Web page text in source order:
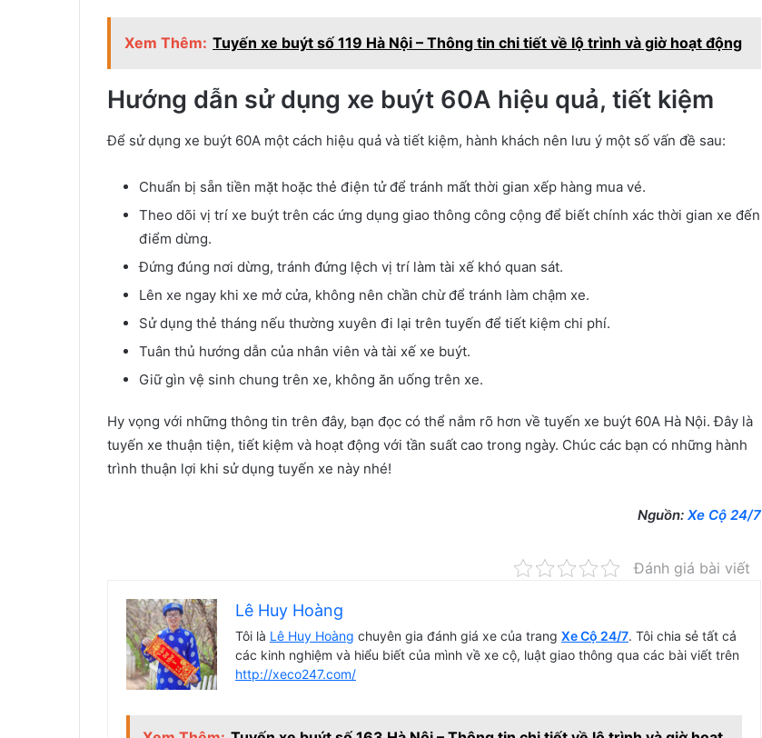
Xem Thêm: Tuyến xe buýt số 119 Hà Nội – Thông tin chi tiết về lộ trình và giờ hoạt động
Hướng dẫn sử dụng xe buýt 60A hiệu quả, tiết kiệm
Để sử dụng xe buýt 60A một cách hiệu quả và tiết kiệm, hành khách nên lưu ý một số vấn đề sau:
Chuẩn bị sẵn tiền mặt hoặc thẻ điện tử để tránh mất thời gian xếp hàng mua vé.
Theo dõi vị trí xe buýt trên các ứng dụng giao thông công cộng để biết chính xác thời gian xe đến
điểm dừng.
Đứng đúng nơi dừng, tránh đứng lệch vị trí làm tài xế khó quan sát.
Lên xe ngay khi xe mở cửa, không nên chần chừ để tránh làm chậm xe.
Sử dụng thẻ tháng nếu thường xuyên đi lại trên tuyến để tiết kiệm chi phí.
Tuân thủ hướng dẫn của nhân viên và tài xế xe buýt.
Giữ gìn vệ sinh chung trên xe, không ăn uống trên xe.
Hy vọng với những thông tin trên đây, bạn đọc có thể nắm rõ hơn về tuyến xe buýt 60A Hà Nội. Đây là
tuyến xe thuận tiện, tiết kiệm và hoạt động với tần suất cao trong ngày. Chúc các bạn có những hành
trình thuận lợi khi sử dụng tuyến xe này nhé!
Nguồn: Xe Cộ 24/7
Đánh giá bài viết
Lê Huy Hoàng
Tôi là Lê Huy Hoàng chuyên gia đánh giá xe của trang Xe Cộ 24/7. Tôi chia sẻ tất cả
các kinh nghiệm và hiểu biết của mình về xe cộ, luật giao thông qua các bài viết trên
http://xeco247.com/